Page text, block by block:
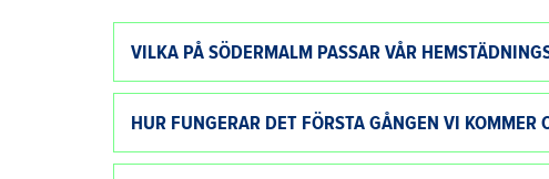
VILKA PÅ SÖDERMALM PASSAR VÅR
HUR FUNGERAR DET FÖRSTA GÅNGEN VI KOMMER